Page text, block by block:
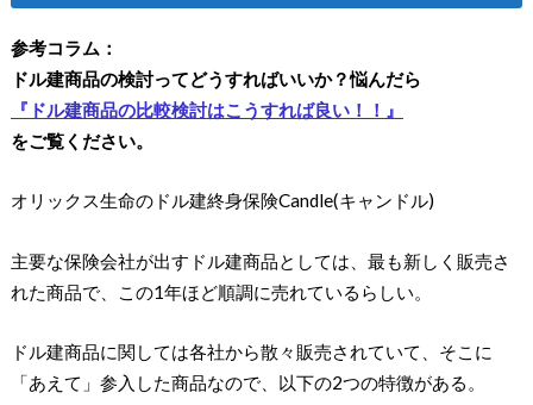
参考コラム：
ドル建商品の検討ってどうすればいいか？悩んだら
『ドル建商品の比較検討はこうすれば良い！！』
をご覧ください。
オリックス生命のドル建終身保険Candle(キャンドル)
主要な保険会社が出すドル建商品としては、最も新しく販売さ
れた商品で、この1年ほど順調に売れているらしい。
ドル建商品に関しては各社から散々販売されていて、そこに
「あえて」参入した商品なので、以下の2つの特徴がある。